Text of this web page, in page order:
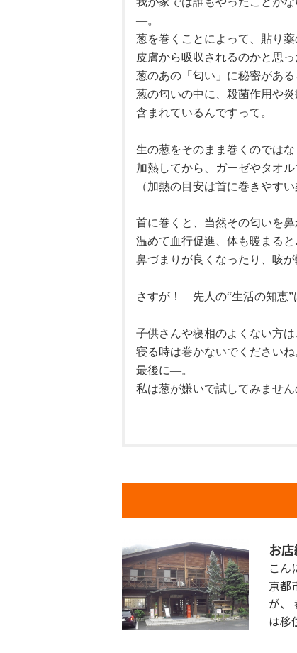
―。
葱を巻くことによって、貼り
皮膚から吸収されるのかと思
葱のあの「匂い」に秘密がある
葱の匂いの中に、殺菌作用や
含まれているんですって。
生の葱をそのまま巻くのでは
加熱してから、
ガーゼやタオ
（加熱の目安は首に巻きやす
首に巻くと、当然その匂いを
温めて血行促進、体も暖まる
鼻づまりが良くなったり、咳
さすが！ 先人の“生活の知恵”
子供さんや寝相のよくない方
寝る時は巻かないでくださいね
最後に―。
私は葱が嫌いで試してみません
お
こん
京都
が、
は移